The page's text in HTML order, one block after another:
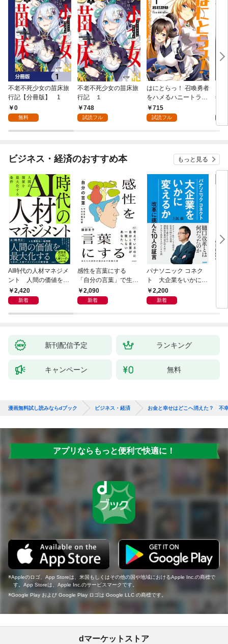
不老不死少女の苗床旅
行記【分冊版】 1
0
無料
不老不死少女の苗床旅
行記 １
748
試読フル
はにとらっ！ 召喚勇者
をハメるハニートラッ
プ包囲網 1
715
試読フル
年9
ビジネス・経済のおすすめ本 もっと見る
AI時代の人材マネジメ
ント 人間の価値を最
大化する条件
2,420
新着
感性を言葉にする
「自分の言葉」で生き
るための教科書
2,090
新着
パナソニック コネク
ト 大企業をいかに変
えるか
2,200
新着
新刊配信予定 ランキング
キャンペーン 無料
漫画無料試し読みならdブック ビジネス・経済 お金と幸せはどこへ消えた？ 不
アプリならもっと便利で快適に！
Appleのロゴ、App Storeは、米国もしくはその他の国や地域におけるApple Inc.の商標で
す。App Storeは、Apple Inc.のサービスマークです。
Google Play および Google Play ロゴは Google LLC の商標です。
dマーケットストア